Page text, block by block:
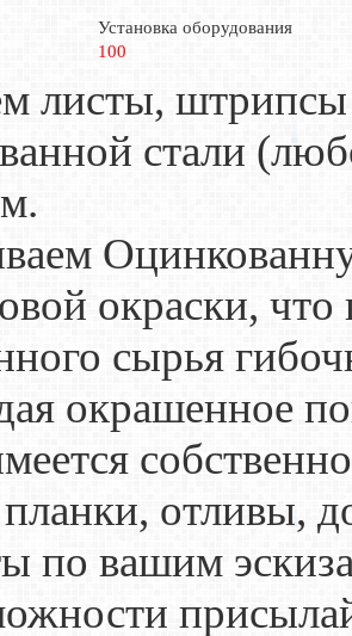
Установка оборудования
100
листы,
стали
окраски, что
сырья
окрашенное
отливы,
по вашим